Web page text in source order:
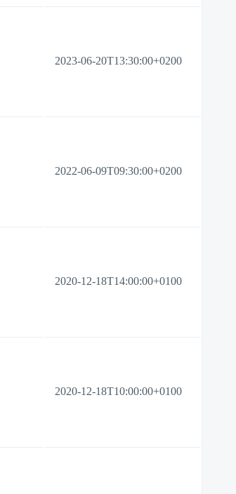
2023-06-20T13:30:00+0200
2022-06-09T09:30:00+0200
2020-12-18T14:00:00+0100
2020-12-18T10:00:00+0100